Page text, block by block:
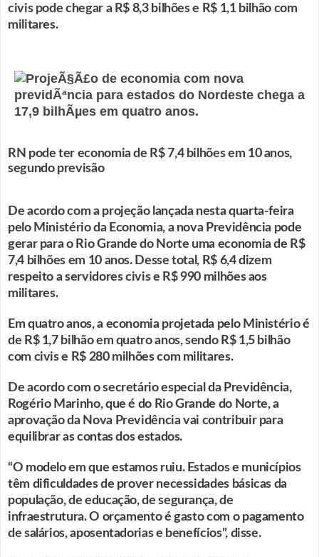
civis pode chegar a R$ 8,3 bilhões e R$ 1,1 bilhão com
militares.
RN pode ter economia de R$ 7,4 bilhões em 10 anos,
segundo previsão
De acordo com a projeção lançada nesta quarta-feira
pelo Ministério da Economia, a nova Previdência pode
gerar para o Rio Grande do Norte uma economia de R$
7,4 bilhões em 10 anos. Desse total, R$ 6,4 dizem
respeito a servidores civis e R$ 990 milhões aos
militares.
Em quatro anos, a economia projetada pelo Ministério é
de R$ 1,7 bilhão em quatro anos, sendo R$ 1,5 bilhão
com civis e R$ 280 milhões com militares.
De acordo com o secretário especial da Previdência,
Rogério Marinho, que é do Rio Grande do Norte, a
aprovação da Nova Previdência vai contribuir para
equilibrar as contas dos estados.
“O modelo em que estamos ruiu. Estados e municípios
têm dificuldades de prover necessidades básicas da
população, de educação, de segurança, de
infraestrutura. O orçamento é gasto com o pagamento
de salários, aposentadorias e benefícios”, disse.